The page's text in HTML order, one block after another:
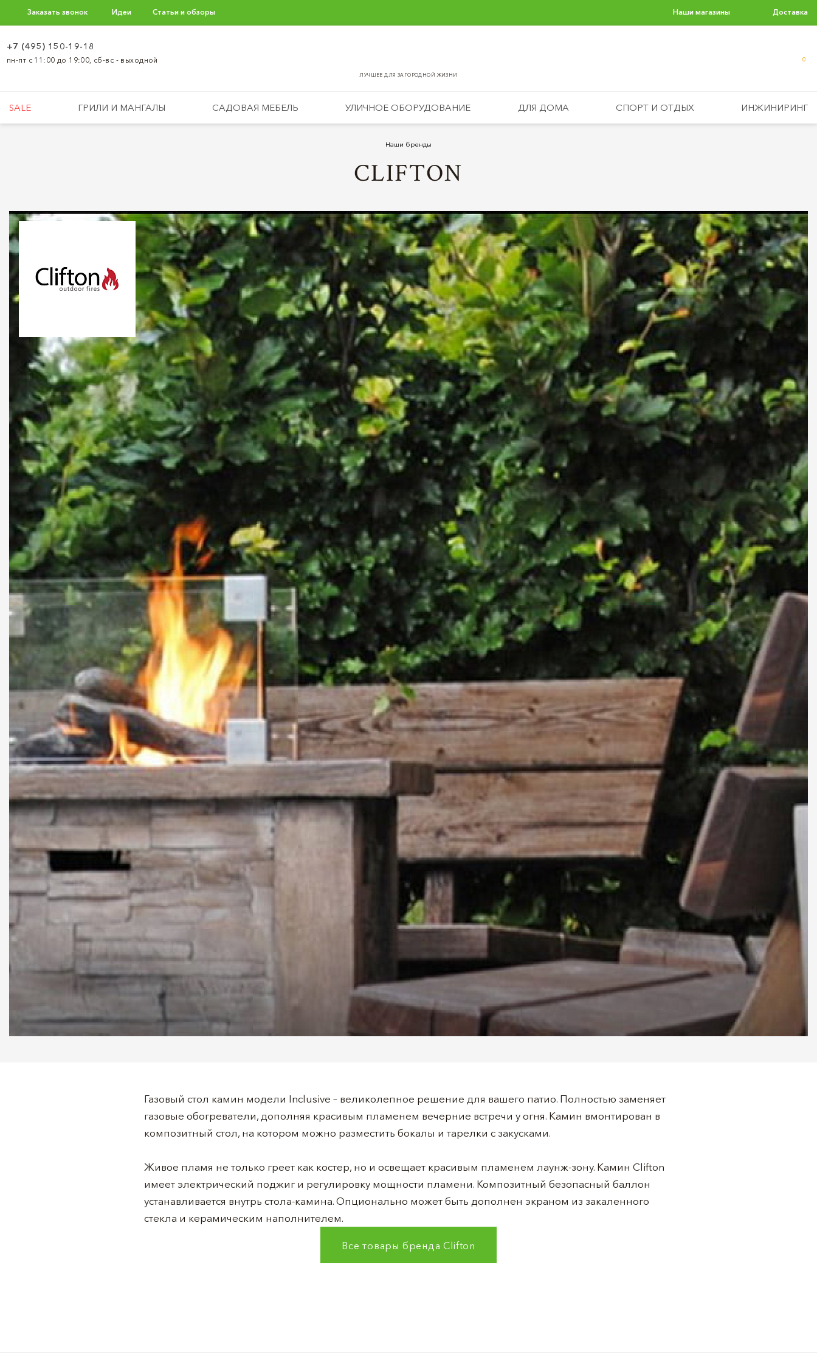
Заказать звонок Идеи Статьи и обзоры Наши магазины Доставка
ЛУЧШЕЕ ДЛЯ ЗАГОРОДНОЙ ЖИЗНИ
+7 (495) 150-19-18
пн-пт с 11:00 до 19:00, сб-вс - выходной 0
SALE ГРИЛИ И МАНГАЛЫ САДОВАЯ МЕБЕЛЬ УЛИЧНОЕ ОБОРУДОВАНИЕ ДЛЯ ДОМА СПОРТ И ОТДЫХ ИНЖИНИРИНГ
Наши бренды
CLIFTON
Газовый стол камин модели Inclusive – великолепное решение для вашего патио. Полностью заменяет
газовые обогреватели, дополняя красивым пламенем вечерние встречи у огня. Камин вмонтирован в
композитный стол, на котором можно разместить бокалы и тарелки с закусками.
Живое пламя не только греет как костер, но и освещает красивым пламенем лаунж-зону. Камин Clifton
имеет электрический поджиг и регулировку мощности пламени. Композитный безопасный баллон
устанавливается внутрь стола-камина. Опционально может быть дополнен экраном из закаленного
стекла и керамическим наполнителем.
Все товары брендаClifton